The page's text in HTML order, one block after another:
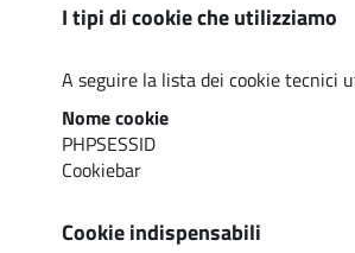
I tipi di cookie che utilizziamo
A seguire la lista dei cookie tecnici
Nome cookie
PHPSESSID
Cookiebar
Cookie indispensabili